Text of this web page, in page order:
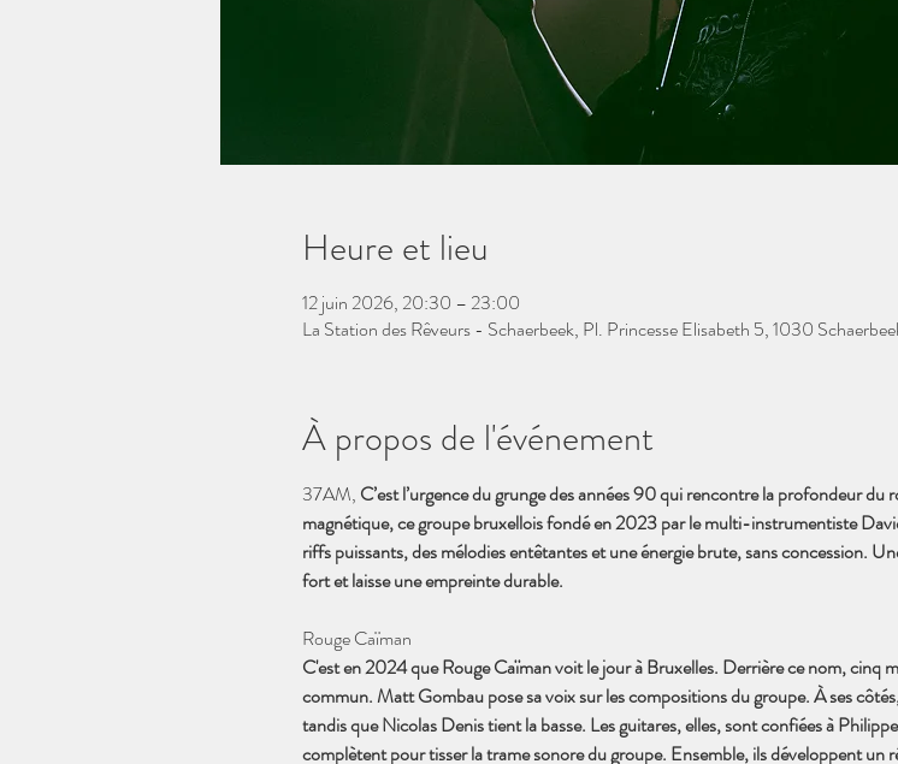
Heure et lieu
12 juin 2026, 20:30 – 23:00
La Station des Rêveurs - Schaerbeek, Pl. Princesse Elisabeth 5, 1030
À propos de l'événement
37AM, C’est l’urgence du grunge des années 90 qui rencontre la profondeur
magnétique, ce groupe bruxellois fondé en 2023 par le multi-instrumentiste
riffs puissants, des mélodies entêtantes et une énergie brute, sans concession.
fort et laisse une empreinte durable.
Rouge Caïman
C'est en 2024 que Rouge Caïman voit le jour à Bruxelles. Derrière ce nom, cinq
commun. Matt Gombau pose sa voix sur les compositions du groupe. À ses
tandis que Nicolas Denis tient la basse. Les guitares, elles, sont confiées à
complètent pour tisser la trame sonore du groupe. Ensemble, ils développent un